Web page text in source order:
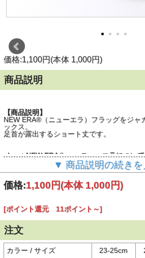
価格:1,100円(本体 1,000円)
商品説明
【商品説明】
NEW ERA®（ニューエラ）フラッグをジャ
ックス。
足首が露出するショート丈です。
about NEW ERA® － ニューエラについて
New Era®は米国で1920年に設立された100
MLB（メジャーリーグベースボール）唯一
プライヤーであり、そのルーツはスポーツ
テゴリーの商品を生み続けることで、ファ
域でも高い支持を受けています。
代表的なモデルの59FIFTY®をはじめ、多
ェアから、アパレル、バッグ、アクセサリ
を展開しています。
【素材】
▼ 商品説明の続き
価格:1,100円(本体 1,000円)
[ポイント還元 11ポイント～]
注文
カラー / サイズ 23-25cm